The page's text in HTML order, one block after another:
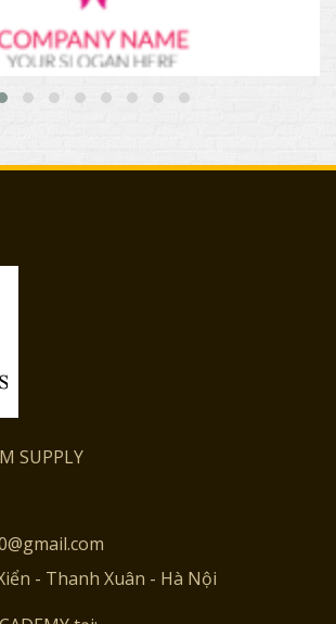
SUPPLY
- Thanh Xuân - Hà Nội